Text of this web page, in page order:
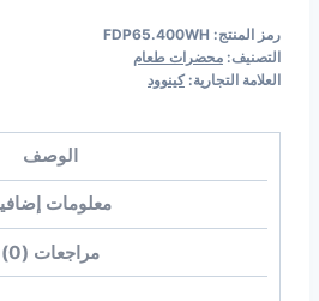
رمز المنتج: FDP65.400WH
التصنيف: محضرات طعام
العلامة التجارية:كينوود
الوصف
معلومات
مراجعات (0)